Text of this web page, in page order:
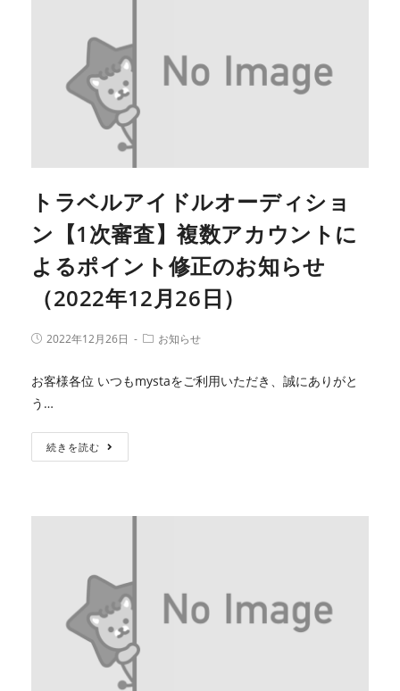
トラベルアイドルオーディショ
ン【1次審査】複数アカウントに
よるポイント修正のお知らせ
（2022年12月26日）
2022年12月26日 お知らせ
お客様各位 いつもmystaをご利用いただき、誠にありがと
う…
続きを読む